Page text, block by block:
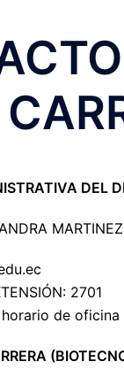
DEL
2701
de oficina